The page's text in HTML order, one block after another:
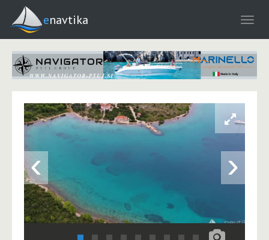
enavtika
‹ ›